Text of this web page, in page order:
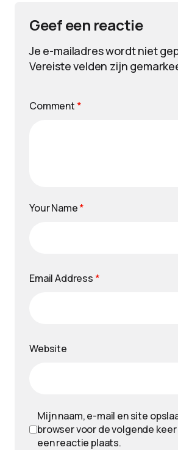
Geef een reactie
Je e-mailadres wordt niet
Vereiste velden zijn
Comment *
Your Name*
Email Address *
Website
Mijn naam, e-mail en site
browser voor de volgende
een reactie plaats.